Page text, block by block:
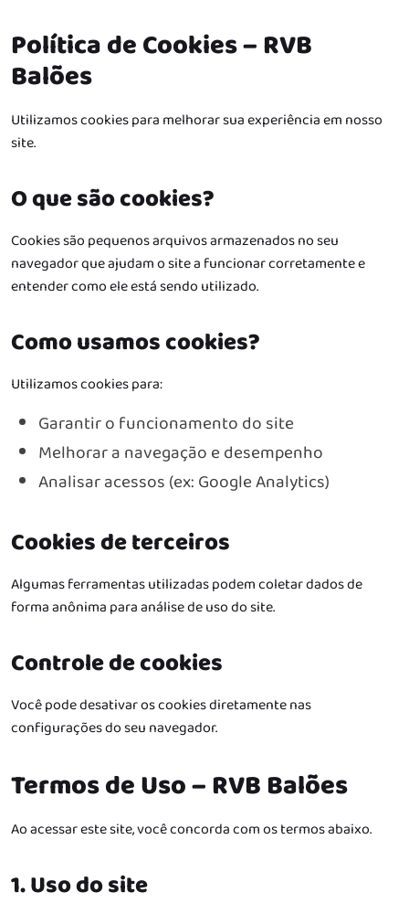
Política de Cookies – RVB
Balões
Utilizamos cookies para melhorar sua experiência em nosso
site.
O que são cookies?
Cookies são pequenos arquivos armazenados no seu
navegador que ajudam o site a funcionar corretamente e
entender como ele está sendo utilizado.
Como usamos cookies?
Utilizamos cookies para:
Garantir o funcionamento do site
Melhorar a navegação e desempenho
Analisar acessos (ex: Google Analytics)
Cookies de terceiros
Algumas ferramentas utilizadas podem coletar dados de
forma anônima para análise de uso do site.
Controle de cookies
Você pode desativar os cookies diretamente nas
configurações do seu navegador.
Termos de Uso – RVB Balões
Ao acessar este site, você concorda com os termos abaixo.
1. Uso do site